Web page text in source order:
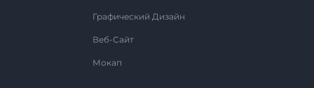
Графический Дизайн
Веб-Сайт
Мокап